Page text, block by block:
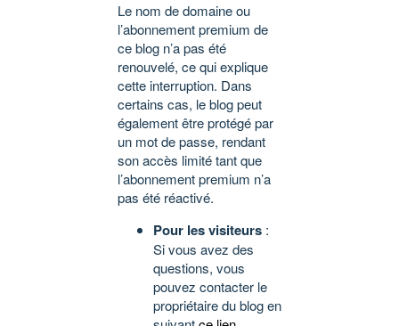
Le nom de domaine ou
l’abonnement premium de
ce blog n’a pas été
renouvelé, ce qui explique
cette interruption. Dans
certains cas, le blog peut
également être protégé par
un mot de passe, rendant
son accès limité tant que
l’abonnement premium n’a
pas été réactivé.
Pour les visiteurs :
Si vous avez des
questions, vous
pouvez contacter le
propriétaire du blog en